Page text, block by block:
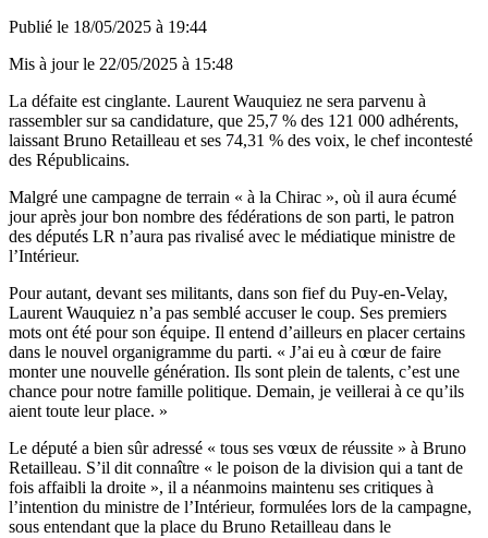
Publié le 18/05/2025 à 19:44
Mis à jour le 22/05/2025 à 15:48
La défaite est cinglante. Laurent Wauquiez ne sera parvenu à
rassembler sur sa candidature, que 25,7 % des 121 000 adhérents,
laissant Bruno Retailleau et ses 74,31 % des voix, le chef incontesté
des Républicains.
Malgré une campagne de terrain « à la Chirac », où il aura écumé
jour après jour bon nombre des fédérations de son parti, le patron
des députés LR n’aura pas rivalisé avec le médiatique ministre de
l’Intérieur.
Pour autant, devant ses militants, dans son fief du Puy-en-Velay,
Laurent Wauquiez n’a pas semblé accuser le coup. Ses premiers
mots ont été pour son équipe. Il entend d’ailleurs en placer certains
dans le nouvel organigramme du parti. « J’ai eu à cœur de faire
monter une nouvelle génération. Ils sont plein de talents, c’est une
chance pour notre famille politique. Demain, je veillerai à ce qu’ils
aient toute leur place. »
Le député a bien sûr adressé « tous ses vœux de réussite » à Bruno
Retailleau. S’il dit connaître « le poison de la division qui a tant de
fois affaibli la droite », il a néanmoins maintenu ses critiques à
l’intention du ministre de l’Intérieur, formulées lors de la campagne,
sous entendant que la place du Bruno Retailleau dans le